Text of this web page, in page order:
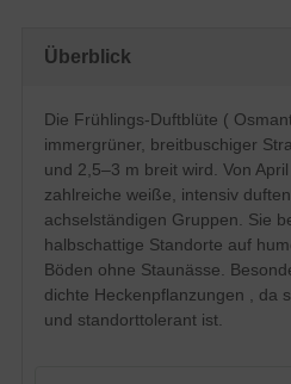
Wuchsform
Blatt
einförmig,
leicht gesägt
Frucht
Blauschwarze,
1-1,5 cm lang,
geeignet,
Blüte
Weiß,
ansprechender
Blütezeit
April - Mai
Mäßig trockene
anspruchslos (Boden)
verträgt keinen Staunässe
extrem exponierten Stand
Überblick
Die Frühlings-Duftblüte (
immergrüner, breitbuschiger
und 2,5–3 m breit wird. Von
zahlreiche weiße, intensiv
achselständigen Gruppen. Sie
halbschattige Standorte auf
Böden ohne Staunässe.
dichte Heckenpflanzungen , da
und standorttolerant ist.